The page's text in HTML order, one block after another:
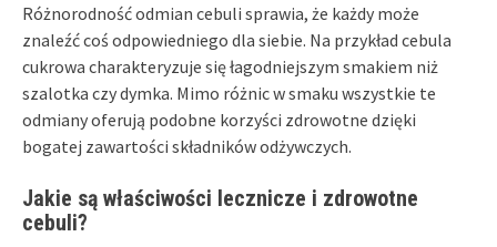
Różnorodność odmian cebuli sprawia, że każdy może
znaleźć coś odpowiedniego dla siebie. Na przykład cebula
cukrowa charakteryzuje się łagodniejszym smakiem niż
szalotka czy dymka. Mimo różnic w smaku wszystkie te
odmiany oferują podobne korzyści zdrowotne dzięki
bogatej zawartości składników odżywczych.
Jakie są właściwości lecznicze i zdrowotne
cebuli?